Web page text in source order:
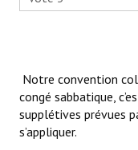
- Vos Droits
- Le Bistrot
voter
Notre convention
congé sabbatique,
supplétives prévues
s’appliquer.